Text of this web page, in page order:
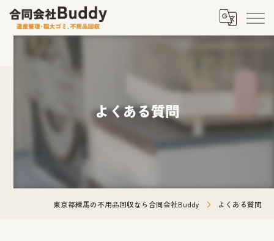
よくある質問
東京都練馬の不用品回収なら合同会社Buddy よくある質問